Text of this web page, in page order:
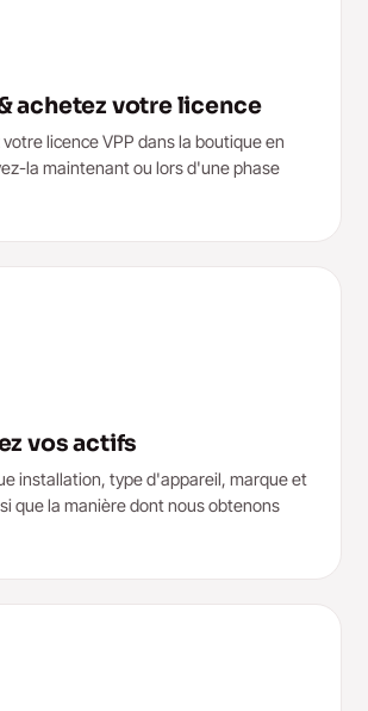
achetez votre licence
licence VPP dans la boutique en
la maintenant ou lors d'une phase
vos actifs
installation, type d'appareil, marque et
que la manière dont nous obtenons